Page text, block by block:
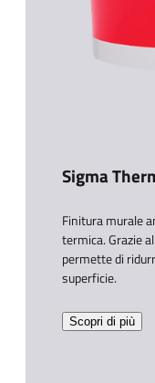
Sigma
Finitura murale
termica. Grazie
permette di
superficie.​
Scopri di più​